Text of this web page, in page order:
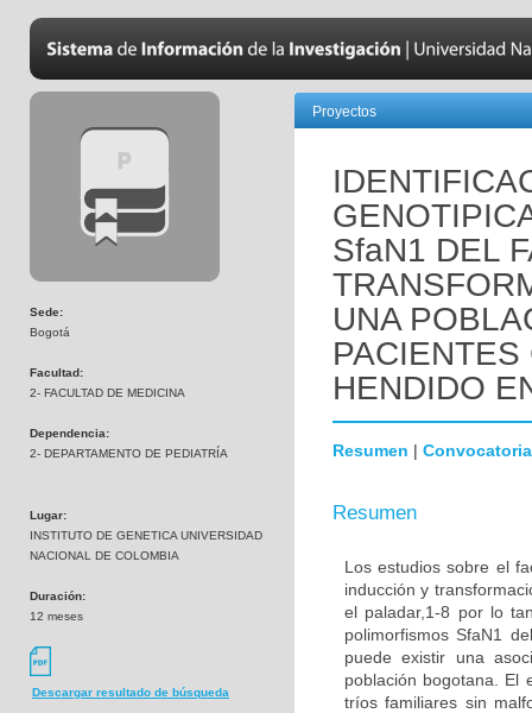
Sede:
Bogotá
Facultad:
2- FACULTAD DE MEDICINA
Dependencia:
2- DEPARTAMENTO DE PEDIATRÍA
Lugar:
INSTITUTO DE GENETICA UNIVERSIDAD
NACIONAL DE COLOMBIA
Duración:
12 meses
Descargar resultado de búsqueda
Proyectos
SfaN1 DEL
UNA
HENDIDO
Resumen | Convocatoria
Resumen
Los estudios sobre el
inducción y
el paladar,1-8 por lo
polimorfismos SfaN1
puede existir una
población bogotana. El
tríos familiares sin